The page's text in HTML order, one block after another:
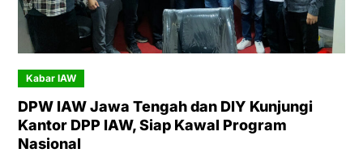
Kabar IAW
DPW IAW Jawa Tengah dan DIY Kunjungi
Kantor DPP IAW, Siap Kawal Program
Nasional